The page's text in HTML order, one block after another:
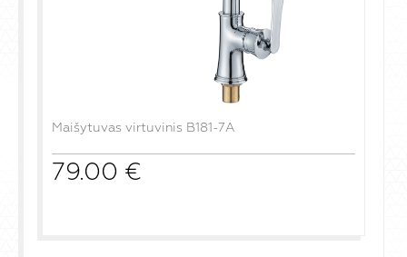
Maišytuvas virtuvinis B181-7A
79.00 €